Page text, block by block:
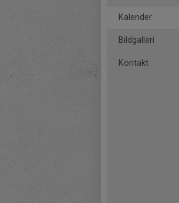
Kalender
Bildgalleri
Kontakt